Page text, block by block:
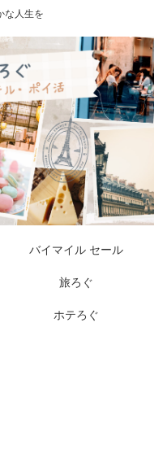
な人生を
バイマイル セール
旅ろぐ
ホテろぐ